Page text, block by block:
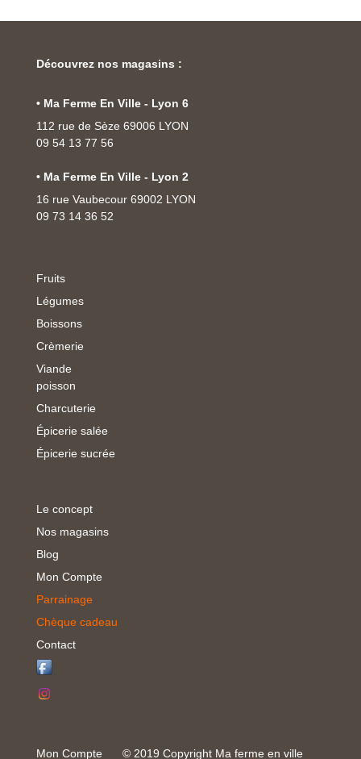
Découvrez nos magasins :
• Ma Ferme En Ville - Lyon 6
112 rue de Sèze 69006 LYON
09 54 13 77 56
• Ma Ferme En Ville - Lyon 2
16 rue Vaubecour 69002 LYON
09 73 14 36 52
Fruits
Légumes
Boissons
Crèmerie
Viande
poisson
Charcuterie
Épicerie salée
Épicerie sucrée
Le concept
Nos magasins
Blog
Mon Compte
Parrainage
Chèque cadeau
Contact
Mon Compte © 2019 Copyright Ma ferme en ville